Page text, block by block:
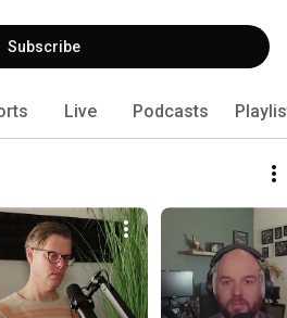
SEO voorbij.
Subscribe
Live Podcasts